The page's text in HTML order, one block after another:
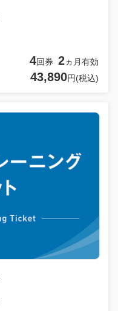
4回券 2ヵ月有効
43,890円(税込)